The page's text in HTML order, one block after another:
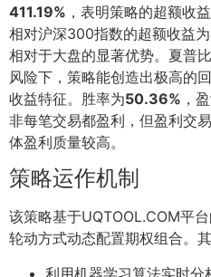
411.19% ，表明策略的超额收
相对沪深300指数的超额收益为
相对于大盘的显著优势。夏普
风险下，策略能创造出极高的
收益特征。胜率为50.36% ，
非每笔交易都盈利，但盈利交
体盈利质量较高。
策略运作机制
该策略基于UQTOOL.COM平
轮动方式动态配置期权组合。
利用机器学习算法实时分